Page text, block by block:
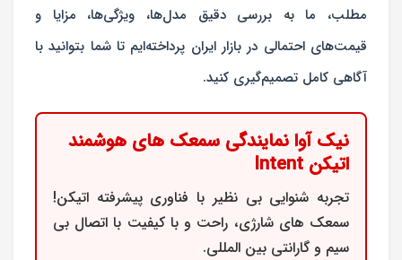
مطلب، ما به بررسی دقیق مدل‌ها، ویژگی‌ها، مزایا و
قیمت‌های احتمالی در بازار ایران پرداخته‌ایم تا شما بتوانید با
آگاهی کامل تصمیم‌گیری کنید.
نیک آوا نمایندگی سمعک های هوشمند
اتیکن Intent
تجربه شنوایی بی نظیر با فناوری پیشرفته اتیکن!
سمعک های شارژی، راحت و با کیفیت با اتصال بی
سیم و گارانتی بین المللی.